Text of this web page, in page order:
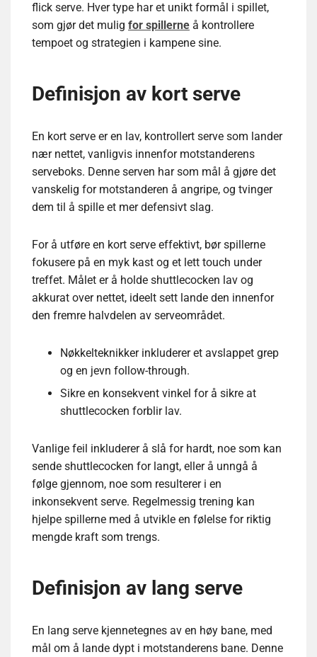
flick serve. Hver type har et unikt formål i spillet,
som gjør det mulig for spillerne å kontrollere
tempoet og strategien i kampene sine.
Definisjon av kort serve
En kort serve er en lav, kontrollert serve som lander
nær nettet, vanligvis innenfor motstanderens
serveboks. Denne serven har som mål å gjøre det
vanskelig for motstanderen å angripe, og tvinger
dem til å spille et mer defensivt slag.
For å utføre en kort serve effektivt, bør spillerne
fokusere på en myk kast og et lett touch under
treffet. Målet er å holde shuttlecocken lav og
akkurat over nettet, ideelt sett lande den innenfor
den fremre halvdelen av serveområdet.
Nøkkelteknikker inkluderer et avslappet grep
og en jevn follow-through.
Sikre en konsekvent vinkel for å sikre at
shuttlecocken forblir lav.
Vanlige feil inkluderer å slå for hardt, noe som kan
sende shuttlecocken for langt, eller å unngå å
følge gjennom, noe som resulterer i en
inkonsekvent serve. Regelmessig trening kan
hjelpe spillerne med å utvikle en følelse for riktig
mengde kraft som trengs.
Definisjon av lang serve
En lang serve kjennetegnes av en høy bane, med
mål om å lande dypt i motstanderens bane. Denne